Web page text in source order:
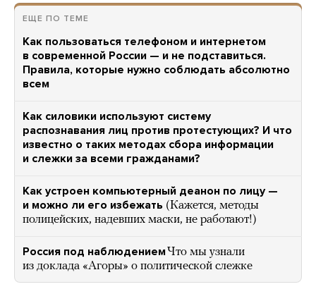
ЕЩЕ ПО ТЕМЕ
Как пользоваться телефоном и интернетом
в современной России — и не подставиться.
Правила, которые нужно соблюдать абсолютно
всем
Как силовики используют систему
распознавания лиц против протестующих? И что
известно о таких методах сбора информации
и слежки за всеми гражданами?
Как устроен компьютерный деанон по лицу —
и можно ли его избежать (Кажется, методы
полицейских, надевших маски, не работают!)
Россия под наблюдениемЧто мы узнали
из доклада «Агоры» о политической слежке